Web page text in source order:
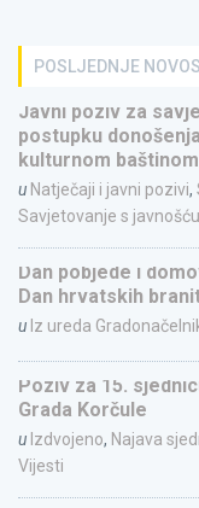
POSLJEDNJE
Javni poziv za
postupku
kulturnom
u Natječaji i javni pozivi,
Savjetovanje s javnošću
Dan pobjede i
Dan hrvatskih
u Iz ureda
Poziv za 15.
Grada Korčule
u Izdvojeno, Najava
Vijesti